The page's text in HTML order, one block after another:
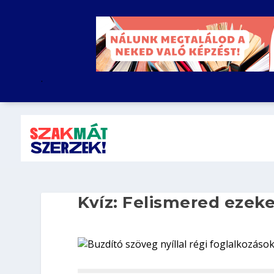
.
Kvíz: Felismered